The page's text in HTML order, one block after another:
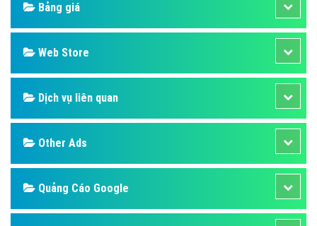
Bảng giá
Web Store
Dịch vụ liên quan
Other Ads
Quảng Cáo Google